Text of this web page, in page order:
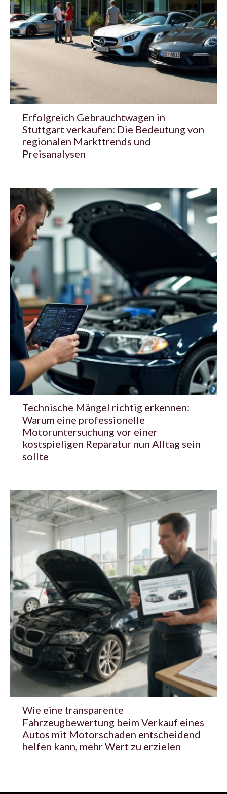
Erfolgreich Gebrauchtwagen in
Stuttgart verkaufen: Die Bedeutung von
regionalen Markttrends und
Preisanalysen
Technische Mängel richtig erkennen:
Warum eine professionelle
Motoruntersuchung vor einer
kostspieligen Reparatur nun Alltag sein
sollte
Wie eine transparente
Fahrzeugbewertung beim Verkauf eines
Autos mit Motorschaden entscheidend
helfen kann, mehr Wert zu erzielen